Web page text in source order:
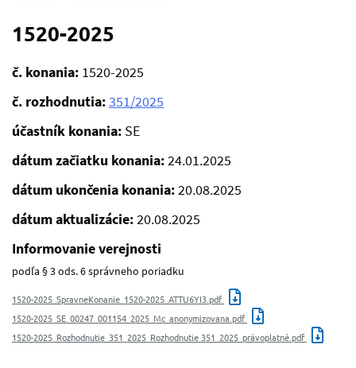
1520-2025
č. konania: 1520-2025
č. rozhodnutia:351/2025
účastník konania: SE
dátum začiatku konania:24.01.2025
dátum ukončenia konania:20.08.2025
dátum aktualizácie:20.08.2025
Informovanie verejnosti
podľa § 3 ods. 6 správneho poriadku
1520-2025_SpravneKonanie_1520-2025_ATTU6YI3.pdf
1520-2025_SE_00247_001154_2025_Mc_anonymizovana.pdf
1520-2025_Rozhodnutie_351_2025_Rozhodnutie 351_2025_právoplatné.pdf